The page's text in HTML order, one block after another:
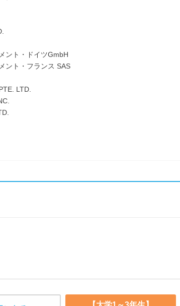
ント・ドイツGmbH
ント・フランス SAS
LTD.